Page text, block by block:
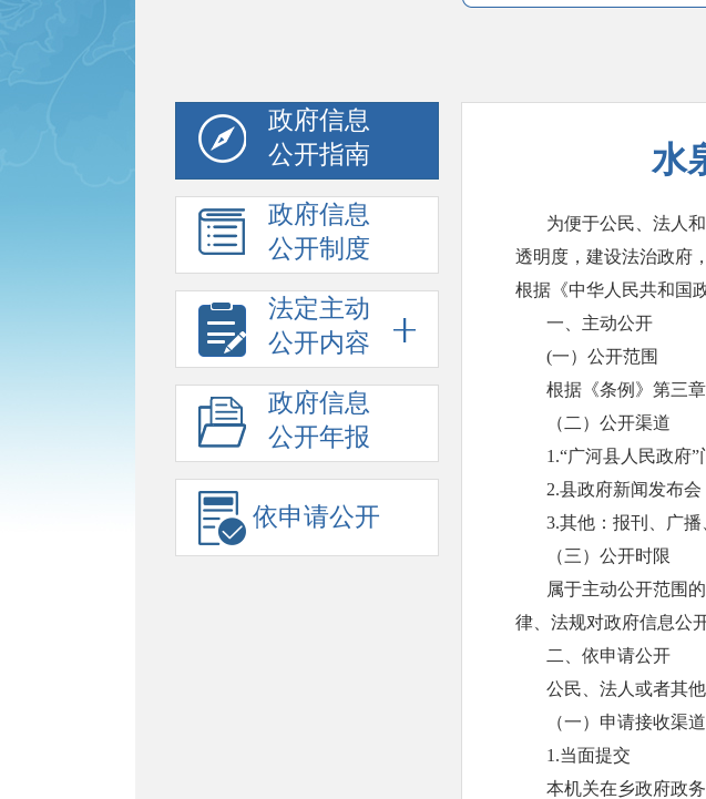
政府信息
公开指南
政府信息
公开制度
法定主动
公开内容
政府信息
公开年报
依申请公开
水
为便于公民、法人
透明度，建设法治政府
根据《中华人民共和国
一、主动公开
(一）公开范围
根据《条例》第三
（二）公开渠道
1.“广河县人民政府”
2.县政府新闻发布会
3.其他：报刊、广播
（三）公开时限
属于主动公开范围
律、法规对政府信息公
二、依申请公开
公民、法人或者其
（一）申请接收渠道
1.当面提交
本机关在乡政府政